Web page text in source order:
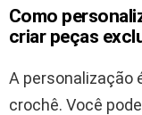
Como
criar peças
A personalização
crochê. Você